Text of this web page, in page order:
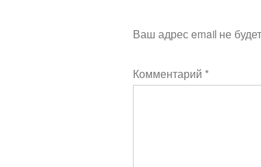
Ваш адрес email не
Комментарий *